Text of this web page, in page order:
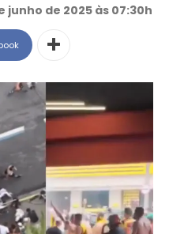
junho de 2025 às 07:30h